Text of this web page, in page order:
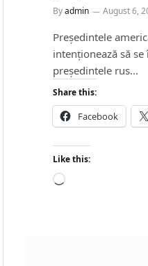
Byadmin August 6,
Președintele
intenționează să
președintele rus…
Share this:
Facebook
Like this:
L